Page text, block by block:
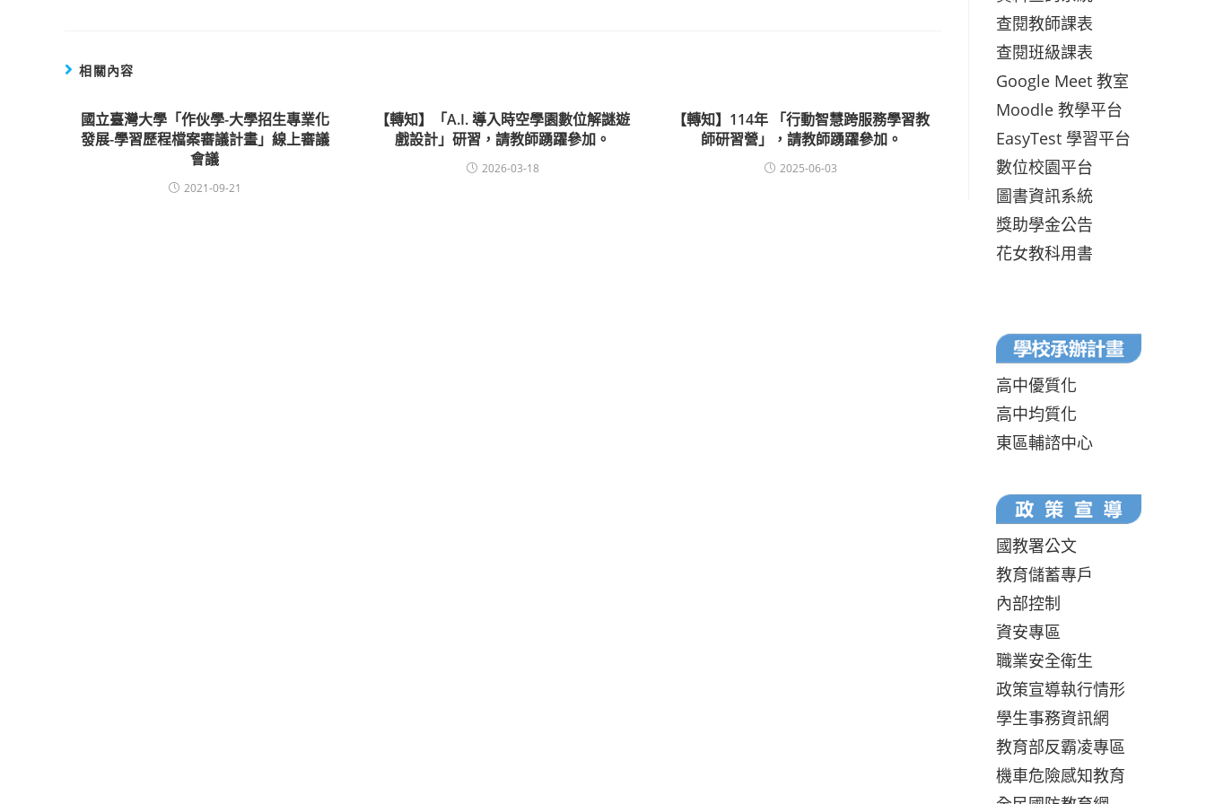
相關內容
國立臺灣大學「作伙學-大學招生專業化
發展-學習歷程檔案審議計畫」線上審議
會議
2021-09-21
【轉知】「A.I. 導入時空學園數位解謎遊
戲設計」研習，請教師踴躍參加。
2026-03-18
【轉知】114年 「行動智慧跨服務學習教
師研習營」，請教師踴躍參加。
2025-06-03
查閱教師課表
查閱班級課表
Google Meet 教室
Moodle 教學平台
EasyTest 學習平台
數位校園平台
圖書資訊系統
獎助學金公告
花女教科用書
高中優質化
高中均質化
東區輔諮中心
國教署公文
教育儲蓄專戶
內部控制
資安專區
職業安全衛生
政策宣導執行情形
學生事務資訊網
教育部反霸凌專區
機車危險感知教育